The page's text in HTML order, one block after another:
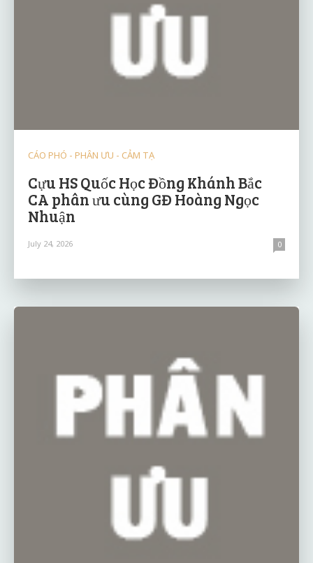
CÁO PHÓ - PHÂN ƯU - CẢM TẠ
Cựu HS Quốc Học Đồng Khánh Bắc
CA phân ưu cùng GĐ Hoàng Ngọc
Nhuận
July 24, 2026 0